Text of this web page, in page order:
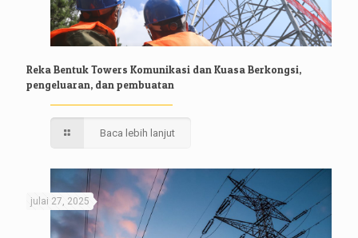
Reka Bentuk Towers Komunikasi dan Kuasa Berkongsi,
pengeluaran, dan pembuatan
Baca lebih lanjut
julai 27, 2025